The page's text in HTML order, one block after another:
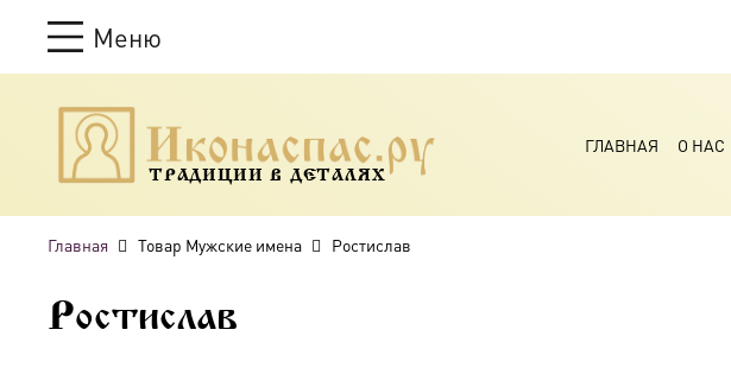
Меню
ТРАДИЦИИ В ДЕТАЛЯХ
ГЛАВНАЯ О НАС
Главная Товар Мужские имена Ростислав
Ростислав